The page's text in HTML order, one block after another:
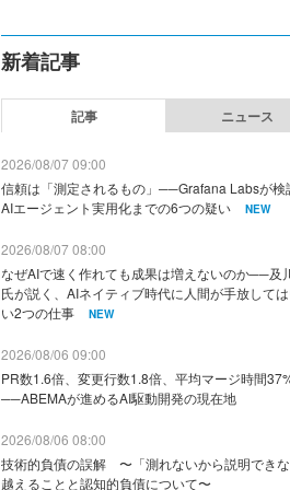
新着記事
記事 ニュース
2026/08/07 09:00
信頼は「測定されるもの」──Grafana Labsが検
AIエージェント実用化までの6つの疑い
NEW
2026/08/07 08:00
なぜAIで速く作れても成果は増えないのか──及
氏が説く、AIネイティブ時代に人間が手放して
い2つの仕事
NEW
2026/08/06 09:00
PR数1.6倍、変更行数1.8倍、平均マージ時間
──ABEMAが進めるAI駆動開発の現在地
2026/08/06 08:00
技術的負債の誤解 〜「測れないから説明でき
越えることと認知的負債について〜